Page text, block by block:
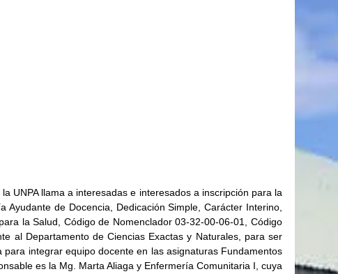
UNPA llama a interesadas e interesados a inscripción para la
Ayudante de Docencia, Dedicación Simple, Carácter Interino,
la Salud, Código de Nomenclador 03-32-00-06-01, Código
al Departamento de Ciencias Exactas y Naturales, para ser
integrar equipo docente en las asignaturas Fundamentos
es la Mg. Marta Aliaga y Enfermería Comunitaria I, cuya